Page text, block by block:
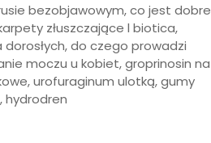
bezobjawowym, co jest dobre
złuszczające l biotica,
do czego prowadzi
moczu u kobiet, groprinosin na
urofuraginum ulotką, gumy
hydrodren